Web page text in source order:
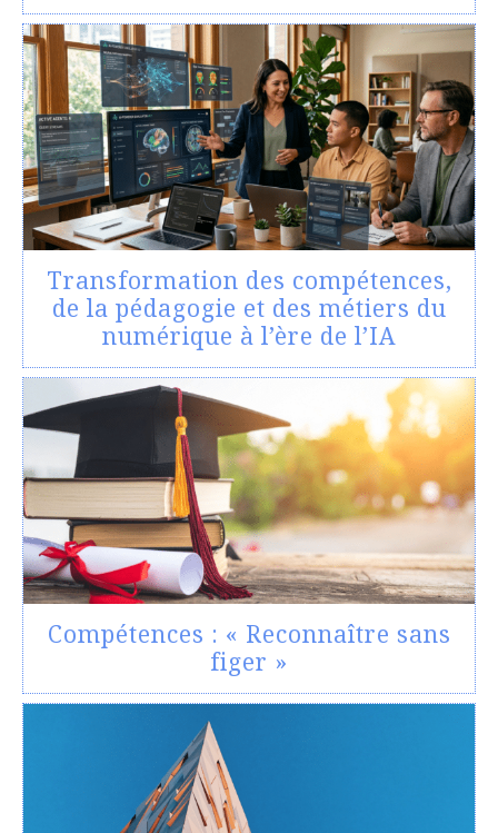
Transformation des compétences,
de la pédagogie et des métiers du
numérique à l’ère de l’IA
Compétences : « Reconnaître sans
figer »